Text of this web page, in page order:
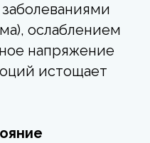
ослаблением
напряжение
истощает